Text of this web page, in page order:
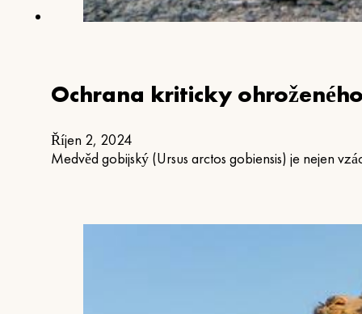
Ochrana kriticky
Říjen 2, 2024
Medvěd gobijský (Ursus arctos gobiensis) je nejen